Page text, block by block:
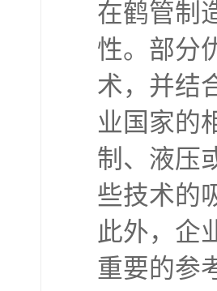
在鹤管制
性。部分
术，并结
业国家的
制、液压
些技术的
此外，企
重要的参